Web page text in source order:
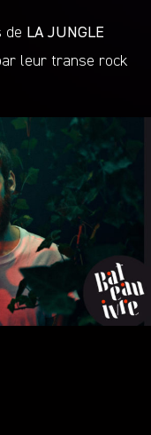
de LA JUNGLE
leur transe rock